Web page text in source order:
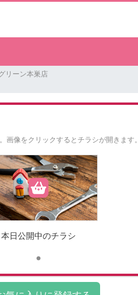
リーン本巣店
画像をクリックするとチラシが開きます。
本日公開中のチラシ